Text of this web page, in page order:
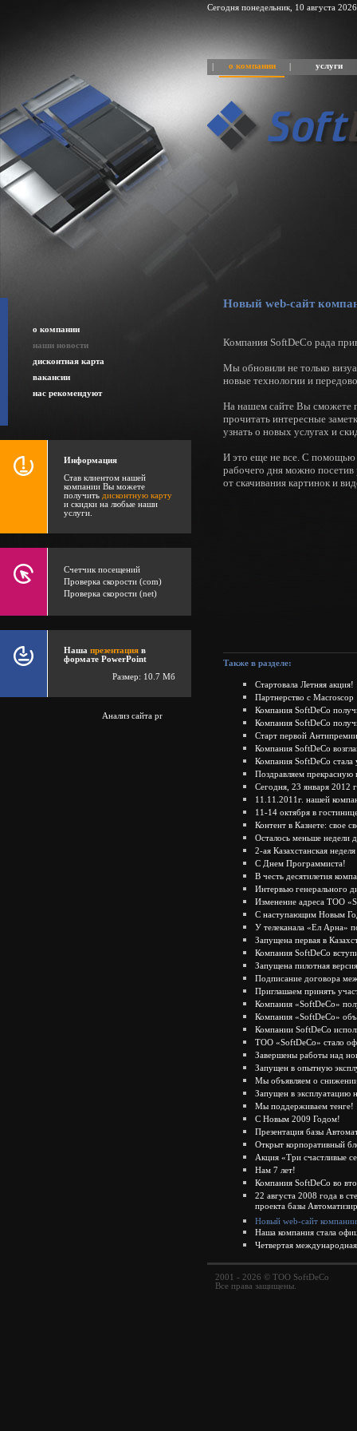
Сегодня понедельник, 10 августа
о компании услуги
о компании
наши новости
дисконтная карта
вакансии
нас рекомендуют
Информация
Став клиентом нашей
компании Вы можете
получить дисконтную карту
и скидки на любые наши
услуги.
Счетчик посещений
Проверка скорости (com)
Проверка скорости (net)
Наша презентация в
формате PowerPoint
Размер: 10.7 Мб
Новый web-сайт
Компания SoftDeCo рада
Мы обновили не только
новые технологии и
На нашем сайте Вы
прочитать интересные
узнать о новых услугах и
И это еще не все. С помощью
рабочего дня можно посетив
от скачивания картинок и
Также в разделе:
Стартовала Летняя акция!
Партнерство с Macroscop
Компания SoftDeCo
Компания SoftDeCo
Старт первой
Компания SoftDeCo
Компания SoftDeCo
Поздравляем
Сегодня, 23 января 2012
11.11.2011г. нашей
11-14 октября в
Контент в Казнете: свое
Осталось меньше недели
2-ая Казахстанская
С Днем Программиста!
В честь десятилетия
Интервью генерального
Изменение адреса ТОО
С наступающим Новым
У телеканала «Ел Арна»
Запущена первая в
Компания SoftDeCo
Запущена пилотная
Подписание договора
Приглашаем принять
Компания «SoftDeCo»
Компания «SoftDeCo»
Компании SoftDeCo
ТОО «SoftDeCo» стало
Завершены работы над
Запущен в опытную
Мы объявляем о
Запущен в эксплуатацию
Мы поддерживаем тенге!
С Новым 2009 Годом!
Презентация базы
Открыт корпоративный
Акция «Три счастливые
Нам 7 лет!
Компания SoftDeCo во
22 августа 2008 года в
проекта базы
Новый web-сайт
Наша компания стала
Четвертая
2001 - 2026 © ТОО SoftDeCo
Все права защищены.